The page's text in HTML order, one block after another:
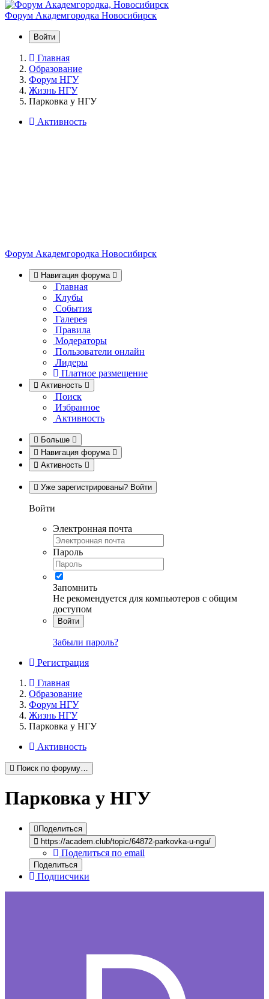
Форум Академгородка Новосибирск
Войти
Главная
Образование
Форум НГУ
Жизнь НГУ
Парковка у НГУ
Активность
Форум Академгородка Новосибирск
Навигация форума
Главная
Клубы
События
Галерея
Правила
Модераторы
Пользователи онлайн
Лидеры
Платное размещение
Активность
Поиск
Избранное
Активность
Больше
Навигация форума
Активность
Уже зарегистрированы? Войти
Войти
Электронная почта
Пароль
Запомнить
Не рекомендуется для компьютеров с общим
доступом
Войти
Забыли пароль?
Регистрация
Главная
Образование
Форум НГУ
Жизнь НГУ
Парковка у НГУ
Активность
Поиск по форуму…
Парковка у НГУ
Поделиться
https://academ.club/topic/64872-parkovka-u-ngu/
Поделиться по email
Поделиться
Подписчики